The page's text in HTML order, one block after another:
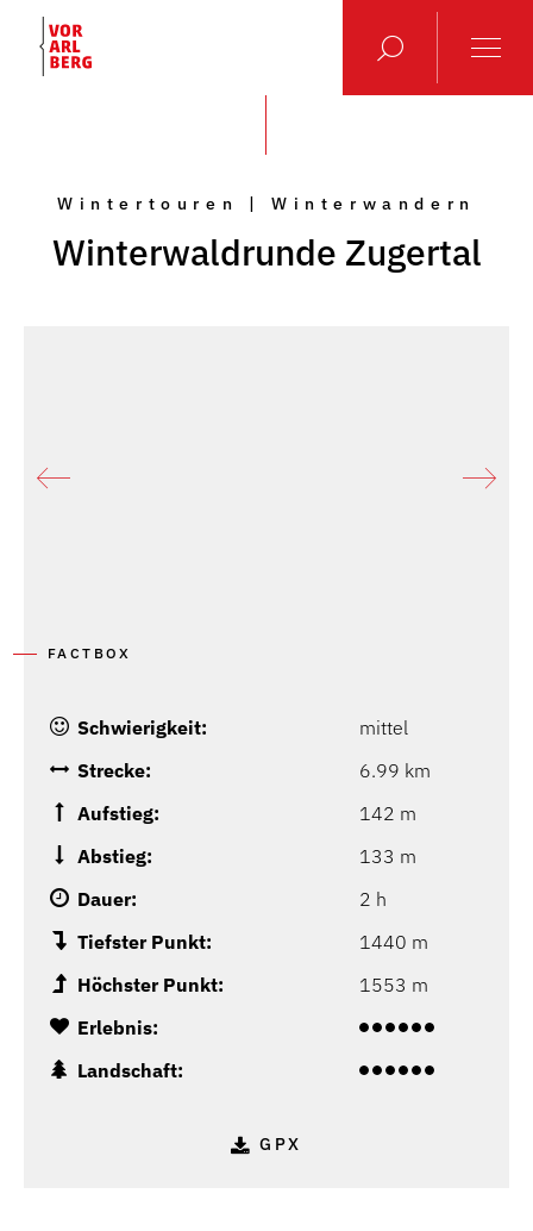
Wintertouren | Winterwandern
Winterwaldrunde Zugertal
FACTBOX
Schwierigkeit:
mittel
Strecke:
6.99 km
Aufstieg:
142 m
Abstieg:
133 m
Dauer:
2 h
Tiefster Punkt:
1440 m
Höchster Punkt:
1553 m
Erlebnis:
Landschaft:
GPX